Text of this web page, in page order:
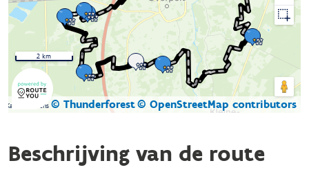
Kaartgegevens © Thunderforest© OpenStreetMap contributors
2 km
Beschrijving van de route